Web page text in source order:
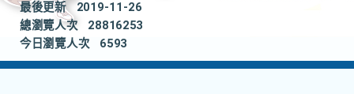
最後更新
2019-11-26
總瀏覽人次
28816253
今日瀏覽人次
6593